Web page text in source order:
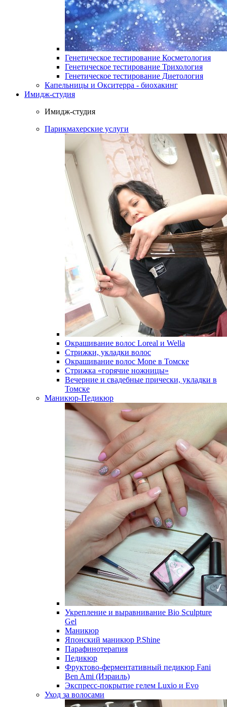
Генетическое тестирование Косметология
Генетическое тестирование Трихология
Генетическое тестирование Диетология
Капельницы и Окситерра - биохакинг
Имидж-студия
Имидж-студия
Парикмахерские услуги
Окрашивание волос Loreal и Wella
Стрижки, укладки волос
Окрашивание волос Mone в Томске
Стрижка «горячие ножницы»
Вечерние и свадебные прически, укладки в
Томске
Маникюр-Педикюр
Укрепление и выравнивание Bio Sculpture
Gel
Маникюр
Японский маникюр P.Shine
Парафинотерапия
Педикюр
Фруктово-ферментативный педикюр Fani
Ben Ami (Израиль)
Экспресс-покрытие гелем Luxio и Evo
Уход за волосами